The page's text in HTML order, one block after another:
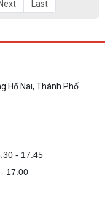
Next Last
Hố Nai, Thành Phố
- 17:45
17:00